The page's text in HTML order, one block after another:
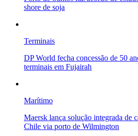
shore de soja
Terminais
DP World fecha concessão de 50
terminais em Fujairah
Marítimo
Maersk lança solução integrada de
Chile via porto de Wilmington